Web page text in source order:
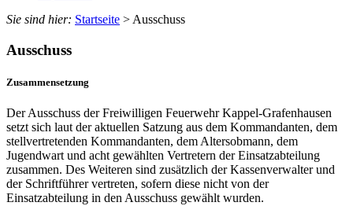
Sie sind hier: Startseite > Ausschuss
Ausschuss
Zusammensetzung
Der Ausschuss der Freiwilligen Feuerwehr Kappel-Grafenhausen
setzt sich laut der aktuellen Satzung aus dem Kommandanten, dem
stellvertretenden Kommandanten, dem Altersobmann, dem
Jugendwart und acht gewählten Vertretern der Einsatzabteilung
zusammen. Des Weiteren sind zusätzlich der Kassenverwalter und
der Schriftführer vertreten, sofern diese nicht von der
Einsatzabteilung in den Ausschuss gewählt wurden.